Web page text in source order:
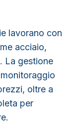
lavorano con
acciaio,
La gestione
monitoraggio
, oltre a
per